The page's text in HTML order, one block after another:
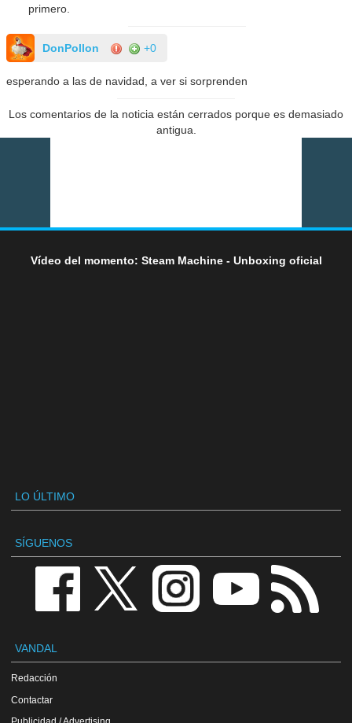
primero.
DonPollon +0
esperando a las de navidad, a ver si sorprenden
Los comentarios de la noticia están cerrados porque es demasiado
antigua.
Vídeo del momento: Steam Machine - Unboxing oficial
LO ÚLTIMO
SÍGUENOS
VANDAL
Redacción
Contactar